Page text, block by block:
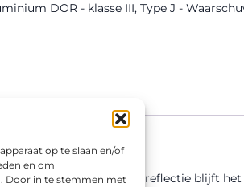
op te slaan en/of
en om
Door in te stemmen met
DOR - klasse III, Type J -
Dankzij de klasse III reflectie blijft